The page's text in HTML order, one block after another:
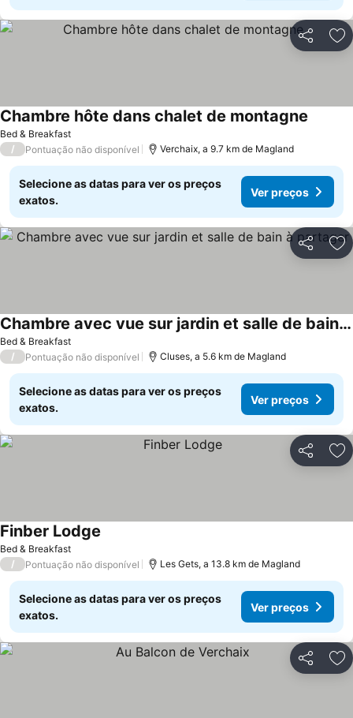
Partilhar
Bed & Breakfast
Chambre hôte dans chalet de montagne
/ Pontuação não disponível Verchaix, a 9.7 km de Magland
Selecione as datas para ver os preços
exatos.
Ver preços
Partilhar
Bed & Breakfast
Chambre avec vue sur jardin et salle de bain à partager
/ Pontuação não disponível Cluses, a 5.6 km de Magland
Selecione as datas para ver os preços
exatos.
Ver preços
Partilhar
Bed & Breakfast
Finber Lodge
/ Pontuação não disponível Les Gets, a 13.8 km de Magland
Selecione as datas para ver os preços
exatos.
Ver preços
Partilhar